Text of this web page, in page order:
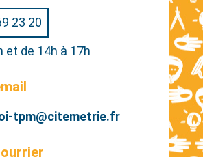
23 20
et de 14h à 17h
tpm@citemetrie.fr